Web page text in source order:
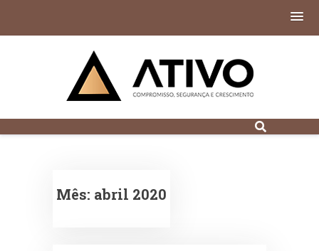
Contabilidade
Digital em Porto
Mês: abril 2020